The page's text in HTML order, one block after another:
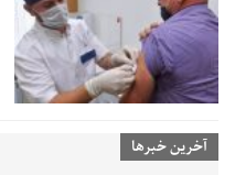
آخرین خبرها